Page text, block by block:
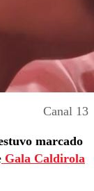
Canal 13
marcado
Gala Caldirola